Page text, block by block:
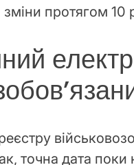
зміни протягом 10
точна дата поки